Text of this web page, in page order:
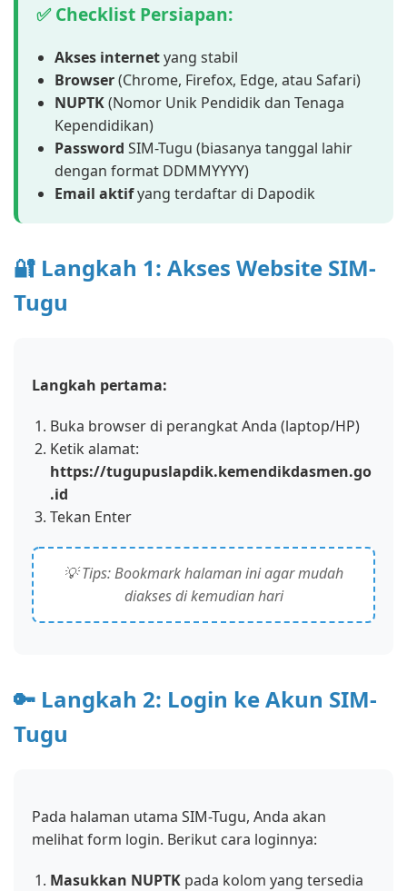
✅ Checklist Persiapan:
Akses internetyang stabil
Browser(Chrome, Firefox, Edge, atau Safari)
NUPTK(Nomor Unik Pendidik dan Tenaga
Kependidikan)
Password SIM-Tugu (biasanya tanggal lahir
dengan format DDMMYYYY)
Email aktifyang terdaftar di Dapodik
🔐 Langkah 1: Akses Website SIM-
Tugu
Langkah pertama:
Buka browser di perangkat Anda (laptop/HP)
Ketik alamat:
https://tugupuslapdik.kemendikdasmen.go
.id
Tekan Enter
💡 Tips: Bookmark halaman ini agar mudah
diakses di kemudian hari
🔑 Langkah 2: Login ke Akun SIM-
Tugu
Pada halaman utama SIM-Tugu, Anda akan
melihat form login. Berikut cara loginnya:
Masukkan NUPTK pada kolom yang tersedia